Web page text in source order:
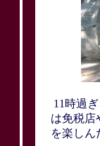
11時過
は免税店
を楽しん